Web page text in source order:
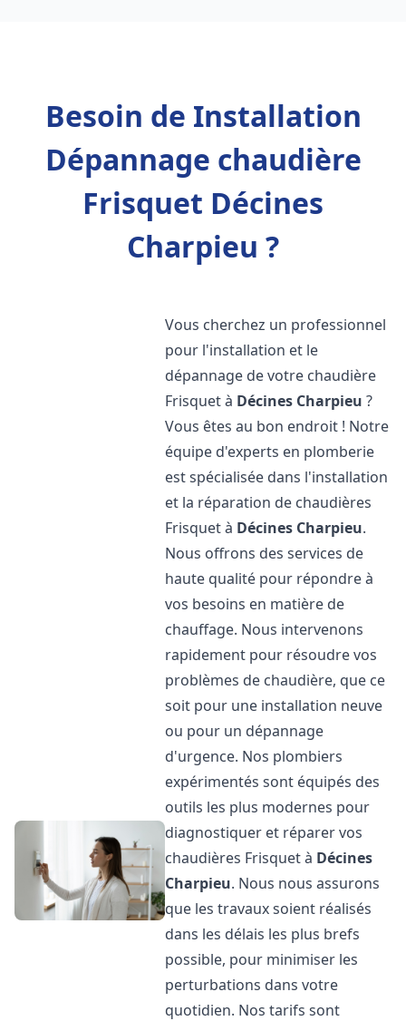
Besoin de Installation
Dépannage chaudière
Frisquet Décines
Charpieu ?
Vous cherchez un professionnel
pour l'installation et le
dépannage de votre chaudière
Frisquet à Décines Charpieu ?
Vous êtes au bon endroit ! Notre
équipe d'experts en plomberie
est spécialisée dans l'installation
et la réparation de chaudières
Frisquet à Décines Charpieu.
Nous offrons des services de
haute qualité pour répondre à
vos besoins en matière de
chauffage. Nous intervenons
rapidement pour résoudre vos
problèmes de chaudière, que ce
soit pour une installation neuve
ou pour un dépannage
d'urgence. Nos plombiers
expérimentés sont équipés des
outils les plus modernes pour
diagnostiquer et réparer vos
chaudières Frisquet à Décines
Charpieu. Nous nous assurons
que les travaux soient réalisés
dans les délais les plus brefs
possible, pour minimiser les
perturbations dans votre
quotidien. Nos tarifs sont